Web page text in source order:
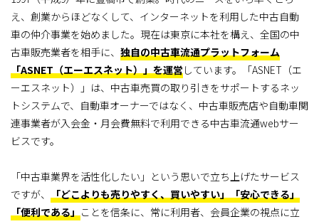
え、創業からほどなくして、インターネットを利用した中古自動
車の仲介事業を始めました。現在は東京に本社を構え、全国の中
古車販売業者を相手に、 独自の中古車流通プラットフォーム
「ASNET（エーエスネット）」を運営しています。「ASNET（エ
ーエスネット）」は、中古車売買の取り引きをサポートするネッ
トシステムで、自動車オーナーではなく、中古車販売店や自動車関
連事業者が入会金・月会費無料で利用できる中古車流通webサー
ビスです。
「中古車業界を活性化したい」という思いで立ち上げたサービス
ですが、 「どこよりも売りやすく、買いやすい」「安心できる」
「便利である」ことを信条に、常に利用者、会員企業の視点に立